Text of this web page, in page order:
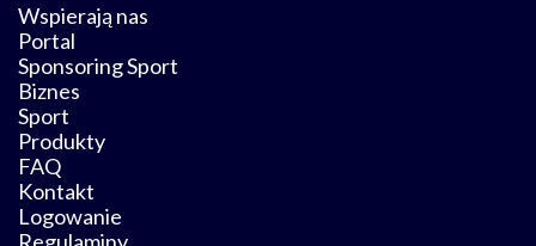
Wspierają nas
Portal
Sponsoring Sport
Biznes
Sport
Produkty
FAQ
Kontakt
Logowanie